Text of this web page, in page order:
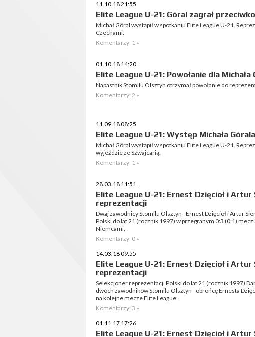
11.10.18 21:55
Elite League U-21: Góral zagrał
Michał Góral wystąpił w spotkaniu Elite League U-21.
Czechami.
Komentarzy: 1 »
01.10.18 14:20
Elite League U-21: Powołanie dla Michała
Napastnik Stomilu Olsztyn otrzymał powołanie do
Komentarzy: 2 »
11.09.18 08:25
Elite League U-21: Występ Michała Górala
Michał Góral wystąpił w spotkaniu Elite League U-21.
wyjeździe ze Szwajcarią.
Komentarzy: 1 »
28.03.18 11:51
Elite League U-21: Ernest Dzięcioł i
reprezentacji
Dwaj zawodnicy Stomilu Olsztyn - Ernest Dzięcioł i Artur
Polski do lat 21 (rocznik 1997) w przegranym 0:3 (0:1)
Niemcami.
Komentarzy: 0 »
14.03.18 09:55
Elite League U-21: Ernest Dzięcioł i Artur
reprezentacji
Selekcjoner reprezentacji Polski do lat 21 (rocznik 1997)
dwóch zawodników Stomilu Olsztyn - obrońcę Ernesta
na kolejne mecze Elite League.
Komentarzy: 3 »
01.11.17 17:26
Elite League U-21: Ernest Dzięcioł i Artur